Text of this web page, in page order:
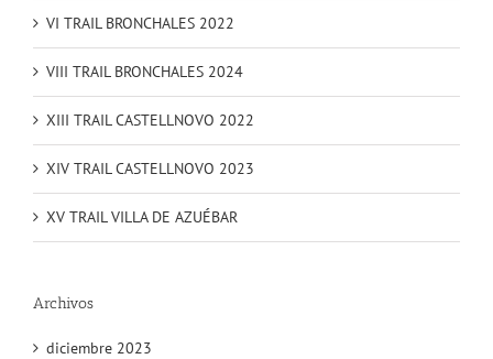
VI TRAIL BRONCHALES 2022
VIII TRAIL BRONCHALES 2024
XIII TRAIL CASTELLNOVO 2022
XIV TRAIL CASTELLNOVO 2023
XV TRAIL VILLA DE AZUÉBAR
Archivos
diciembre 2023